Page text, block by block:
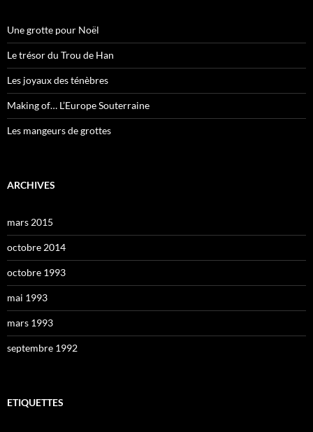
Une grotte pour Noël
Le trésor du Trou de Han
Les joyaux des ténèbres
Making of… L’Europe Souterraine
Les mangeurs de grottes
ARCHIVES
mars 2015
octobre 2014
octobre 1993
mai 1993
mars 1993
septembre 1992
ETIQUETTES